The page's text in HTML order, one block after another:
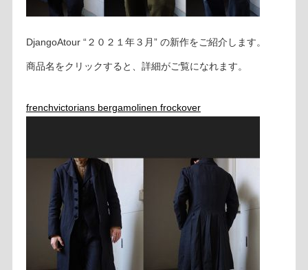
DjangoAtour “２０２１年３月” の新作をご紹介します。
商品名をクリックすると、詳細がご覧になれます。
frenchvictorians bergamolinen frockover